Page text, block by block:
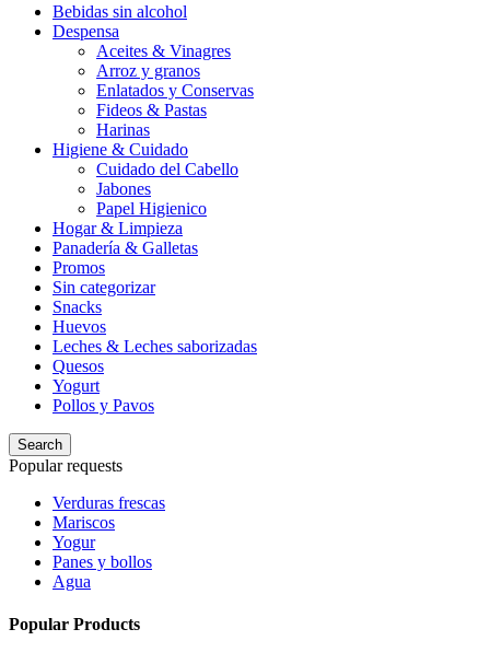
Bebidas sin alcohol
Despensa
Aceites & Vinagres
Arroz y granos
Enlatados y Conservas
Fideos & Pastas
Harinas
Higiene & Cuidado
Cuidado del Cabello
Jabones
Papel Higienico
Hogar & Limpieza
Panadería & Galletas
Promos
Sin categorizar
Snacks
Huevos
Leches & Leches saborizadas
Quesos
Yogurt
Pollos y Pavos
Search
Popular requests
Verduras frescas
Mariscos
Yogur
Panes y bollos
Agua
Popular Products